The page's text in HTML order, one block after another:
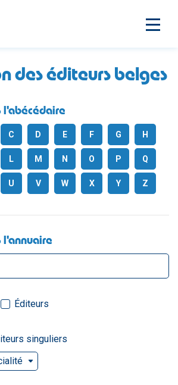
des éditeurs belges
l'abécédaire
C D E F G H
L M N O P Q
U V W X Y Z
l'annuaire
Éditeurs
singuliers